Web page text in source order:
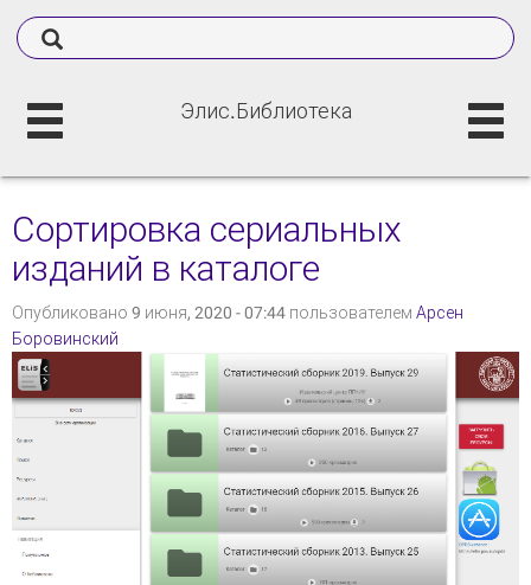
Элис.Библиотека
Сортировка сериальных
изданий в каталоге
Опубликовано 9 июня, 2020 - 07:44 пользователем Арсен
Боровинский